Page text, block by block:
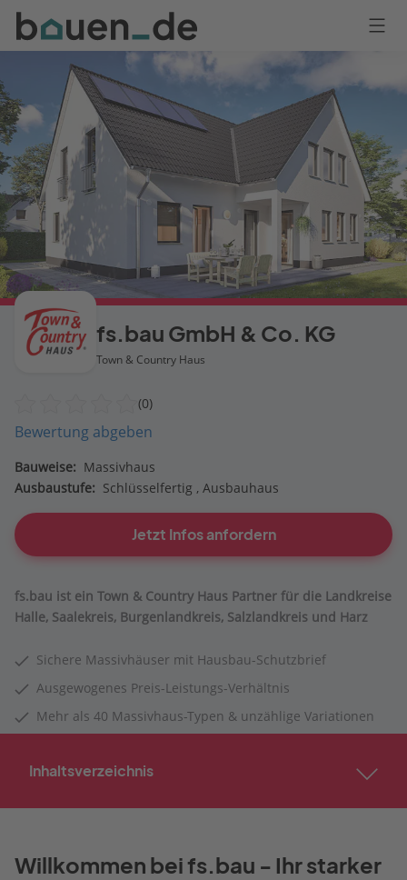
Bauen
Logo
Anmelden
fs.bau GmbH & Co. KG
Town & Country Haus
(0)
Bewertung abgeben
Bauweise: Massivhaus
Ausbaustufe: Schlüsselfertig Ausbauhaus
Jetzt Infos anfordern
fs.bau ist ein Town & Country Haus Partner für die Landkreise
Halle, Saalekreis, Burgenlandkreis, Salzlandkreis und Harz
Sichere Massivhäuser mit Hausbau-Schutzbrief
Ausgewogenes Preis-Leistungs-Verhältnis
Mehr als 40 Massivhaus-Typen & unzählige Variationen
Inhaltsverzeichnis
Willkommen bei fs.bau - Ihr starker